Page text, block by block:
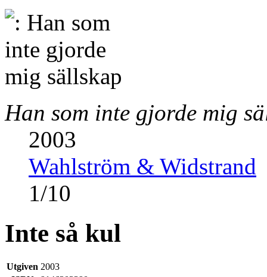
Han som inte gjorde mig
2003
Wahlström & Widstrand
1/10
Inte så kul
Utgiven 2003